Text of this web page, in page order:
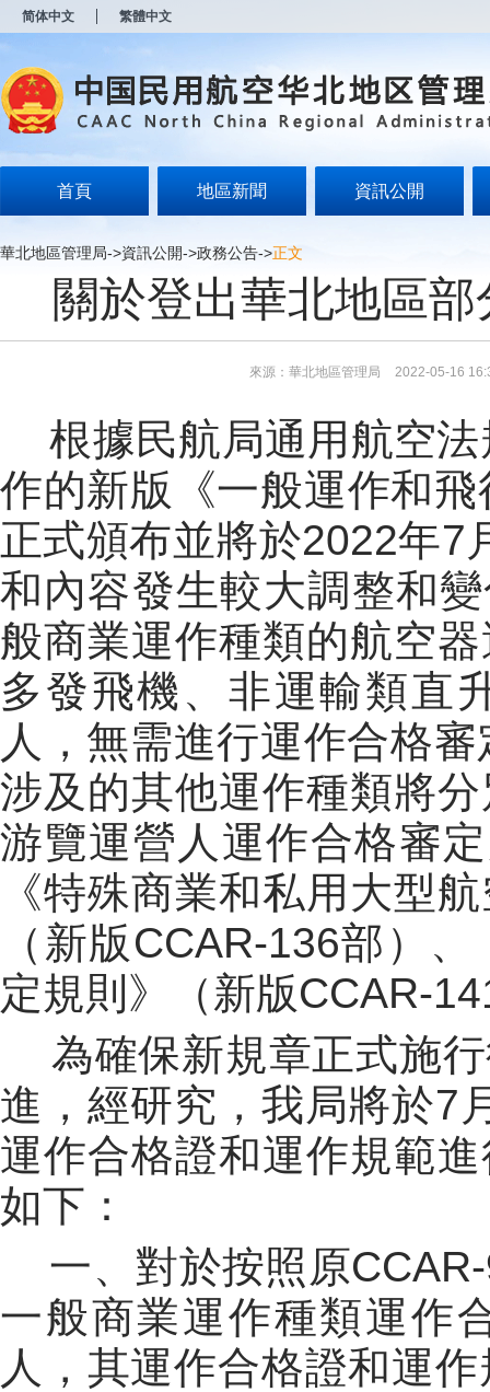
简体中文 繁體中文
首頁 地區新聞 資訊公開
華北地區管理局->資訊公開->政務公告->正文
關於登出華北地區
來源：華北地區管理局 2022-05-16
根據民航局通用航空法
作的新版《一般運作和
正式頒布並將於2022年7
和內容發生較大調整和
般商業運作種類的航空
多發飛機、非運輸類直
人，無需進行運作合格
涉及的其他運作種類將
游覽運營人運作合格審
《特殊商業和私用大型
（新版CCAR-136部 ）
定規則》（新版CCAR-
為確保新規章正式施
進， 經研究，我局將於7
運作合格證和運作規範
如下：
一、對於按照原
一般商業運作種類運作
人，其運作合格證和運
开
无
障
说
按
Alt
键